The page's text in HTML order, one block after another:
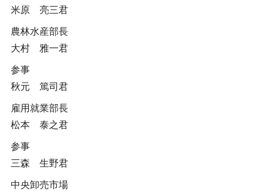
米原 亮三君
農林水産部長
大村 雅一君
参事
秋元 篤司君
雇用就業部長
松本 泰之君
参事
三森 生野君
中央卸売市場